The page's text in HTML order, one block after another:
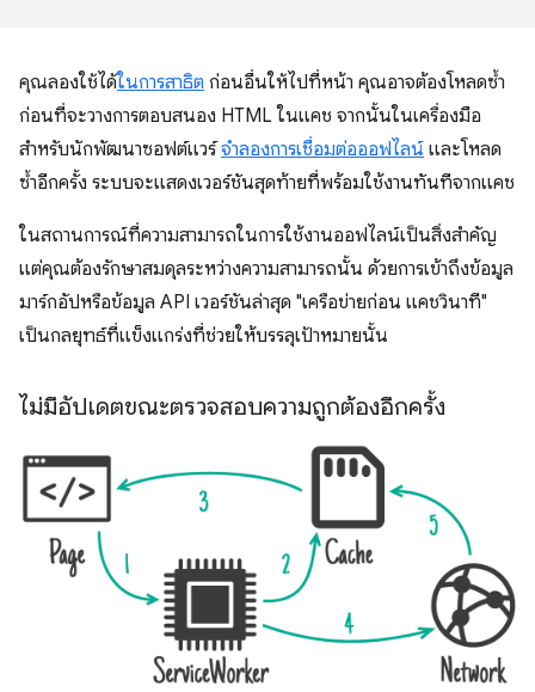
คุณลองใช้ได้ในการสาธิต ก่อนอื่นให้ไปที่หน้า คุณอาจต้องโหลดซ้ำ
ก่อนที่จะวางการตอบสนอง HTML ในแคช จากนั้นในเครื่องมือ
สำหรับนักพัฒนาซอฟต์แวร์จำลองการเชื่อมต่อออฟไลน์ และโหลด
ซ้ำอีกครั้ง ระบบจะแสดงเวอร์ชันสุดท้ายที่พร้อมใช้งานทันทีจากแคช
ในสถานการณ์ที่ความสามารถในการใช้งานออฟไลน์เป็นสิ่งสำคัญ
แต่คุณต้องรักษาสมดุลระหว่างความสามารถนั้น ด้วยการเข้าถึงข้อมูล
มาร์กอัปหรือข้อมูล API เวอร์ชันล่าสุด "เครือข่ายก่อน แคชวินาที"
เป็นกลยุทธ์ที่แข็งแกร่งที่ช่วยให้บรรลุเป้าหมายนั้น
ไม่มีอัปเดตขณะตรวจสอบความถูกต้องอีกครั้ง